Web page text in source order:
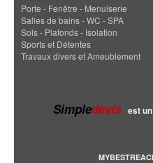
Porte - Fenêtre - Menuiserie
Salles de bains - WC - SPA
Sols - Plafonds - Isolation
Sports et Détentes
Travaux divers et Ameublement
Simpledevis est